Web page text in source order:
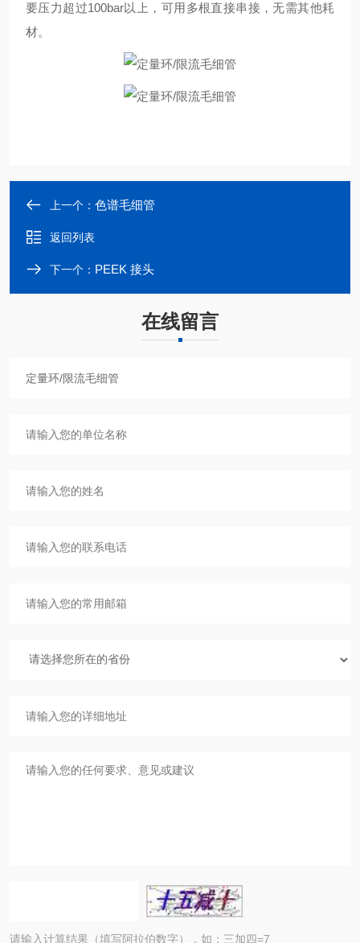
要压力超过100bar以上，可用多根直接串接，无需其他耗
材。
上一个： 色谱毛细管
返回列表
下一个： PEEK 接头
在线留言
请输入计算结果（填写阿拉伯数字），如：三加四=7